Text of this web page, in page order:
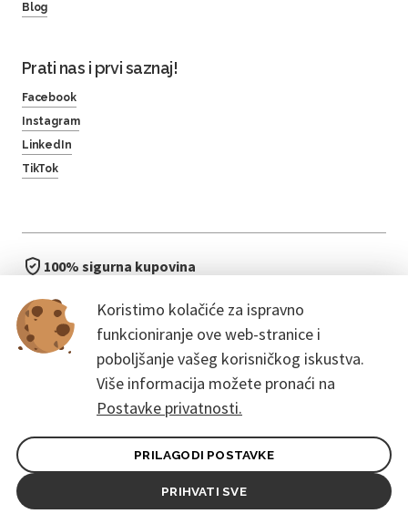
Koristimo kolačiće za ispravno
funkcioniranje ove web-stranice i
poboljšanje vašeg korisničkog iskustva.
Više informacija možete pronaći na
Postavke privatnosti.
PRILAGODI POSTAVKE
PRIHVATI SVE
Blog
Prati nas i prvi saznaj!
Facebook
Instagram
LinkedIn
TikTok
100% sigurna kupovina
bez čekanja u redu
Opći uvjeti ugovora za kupce
Pravila zaštite osobnih podataka
© 2026. CoreEvent